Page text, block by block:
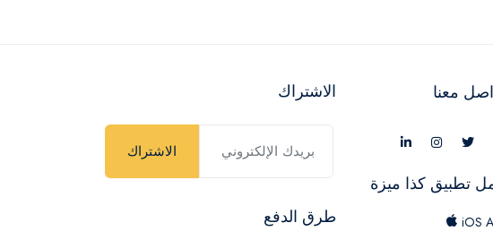
معنا
تطبيق كذا ميزة
iOS
الاشتراك
الاشتراك
طرق الدفع